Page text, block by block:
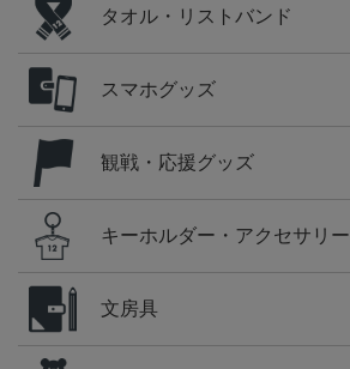
タオル・リストバンド
スマホグッズ
観戦・応援グッズ
キーホルダー・アクセサリー
文房具